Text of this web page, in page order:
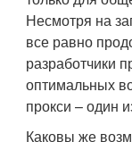
Несмотря на
все равно
разработчики
оптимальных
прокси – один
Каковы же